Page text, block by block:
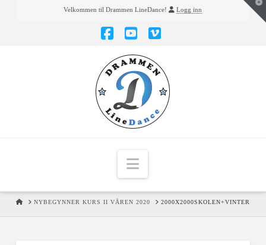
Velkommen til Drammen LineDance! Logg inn
Navigation
HOMENYBEGYNNER KURS II VÅREN 2020 2000X2000SKOLEN+VINTER